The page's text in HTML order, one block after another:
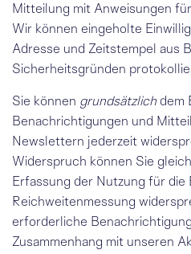
Mitteilung mit Anweisungen
Wir können eingeholte
Adresse und Zeitstempel aus
Sicherheitsgründen
Sie können grundsätzlich dem
Benachrichtigungen und
Newslettern jederzeit
Widerspruch können Sie
Erfassung der Nutzung für die
Reichweitenmessung
erforderliche
Zusammenhang mit unseren